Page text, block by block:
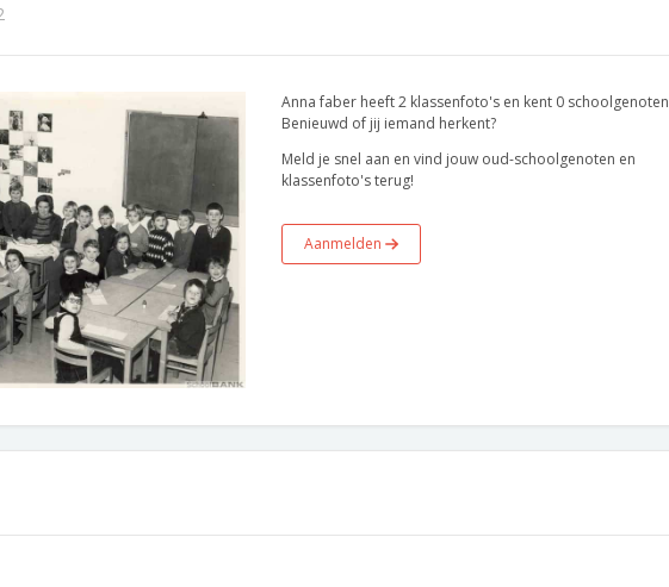
Anna faber heeft 2 klassenfoto's en kent 0
Benieuwd of jij iemand herkent?
Meld je snel aan en vind jouw oud-schoolgenoten en
klassenfoto's terug!
Aanmelden